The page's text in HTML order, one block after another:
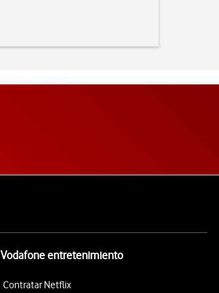
Vodafone entretenimiento
Contratar Netflix